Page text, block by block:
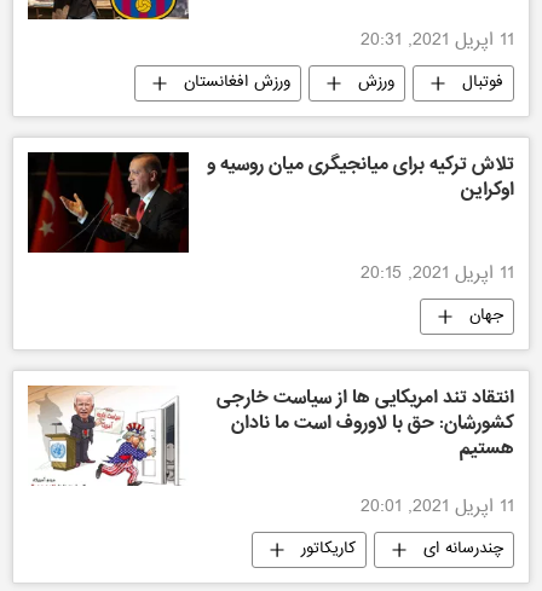
11 اپریل 2021, 20:31
فوتبال ورزش
ورزش افغانستان
ورزش
افغانستان
تلاش ترکیه برای ميانجيگرى ميان روسيه و
اوكراين
11 اپریل 2021, 20:15
جهان
انتقاد تند امریکایی ها از سیاست خارجی
کشورشان: حق با لاوروف است ما نادان
هستیم
11 اپریل 2021, 20:01
چندرسانه ای کاریکاتور